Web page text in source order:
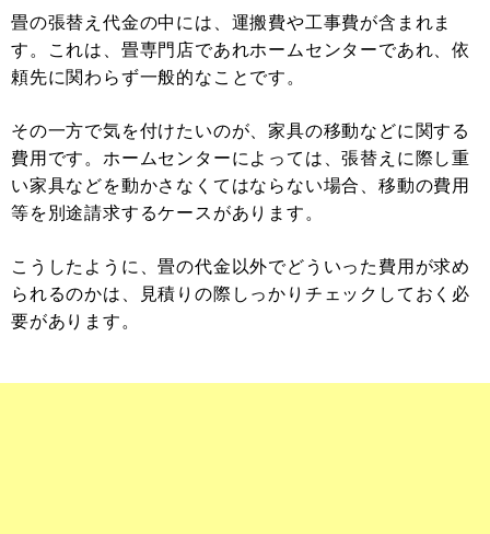
畳の張替え代金の中には、運搬費や工事費が含まれま
す。これは、畳専門店であれホームセンターであれ、依
頼先に関わらず一般的なことです。
その一方で気を付けたいのが、家具の移動などに関する
費用です。ホームセンターによっては、張替えに際し重
い家具などを動かさなくてはならない場合、移動の費用
等を別途請求するケースがあります。
こうしたように、畳の代金以外でどういった費用が求め
られるのかは、見積りの際しっかりチェックしておく必
要があります。